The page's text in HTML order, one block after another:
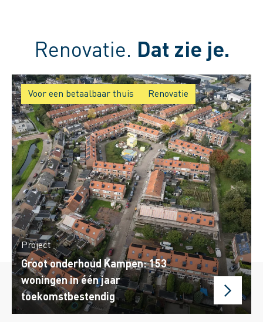
Renovatie. Dat zie je.
Project
Groot onderhoud Kampen: 153
woningen in één jaar
toekomstbestendig
Voor een betaalbaar thuis Renovatie